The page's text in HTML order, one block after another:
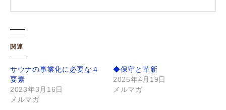
関連
サウナの事業化に必要な４
要素
2023年3月16日
メルマガ
◆保守と革新
2025年4月19日
メルマガ